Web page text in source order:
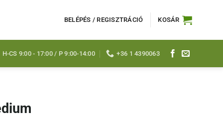
BELÉPÉS / REGISZTRÁCIÓ KOSÁR
H-CS 9:00 - 17:00 / P 9:00-14:00 +36 1 4390063